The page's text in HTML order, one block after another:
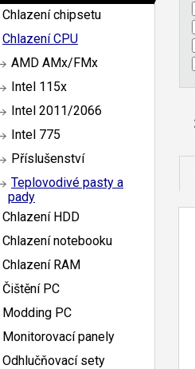
Chlazení chipsetu
Chlazení CPU
AMD AMx/FMx
Intel 115x
Intel 2011/2066
Intel 775
Příslušenství
Teplovodivé pasty a
pady
Chlazení HDD
Chlazení notebooku
Chlazení RAM
Čištění PC
Modding PC
Monitorovací panely
Odhlučňovací sety